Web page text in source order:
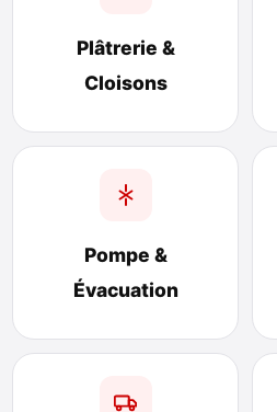
Plâtrerie &
Cloisons
Pompe &
Évacuation